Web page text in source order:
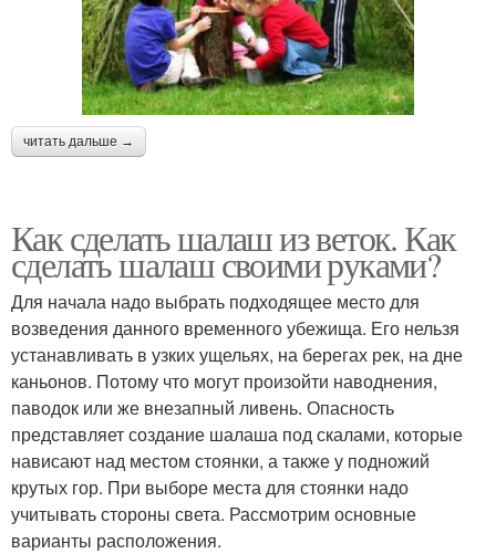
читать дальше →
Как сделать шалаш из веток. Как
сделать шалаш своими руками?
Для начала надо выбрать подходящее место для
возведения данного временного убежища. Его нельзя
устанавливать в узких ущельях, на берегах рек, на дне
каньонов. Потому что могут произойти наводнения,
паводок или же внезапный ливень. Опасность
представляет создание шалаша под скалами, которые
нависают над местом стоянки, а также у подножий
крутых гор. При выборе места для стоянки надо
учитывать стороны света. Рассмотрим основные
варианты расположения.